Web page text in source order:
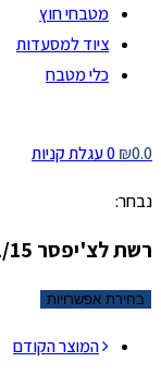
מטבחי חוץ
ציוד למסעדות
כלי מטבח
₪0.0
0 עגלת קניות
נבחר:
רשת לצ'יפסר 43/21/15
בחירת אפשרויות
המוצר הקודם